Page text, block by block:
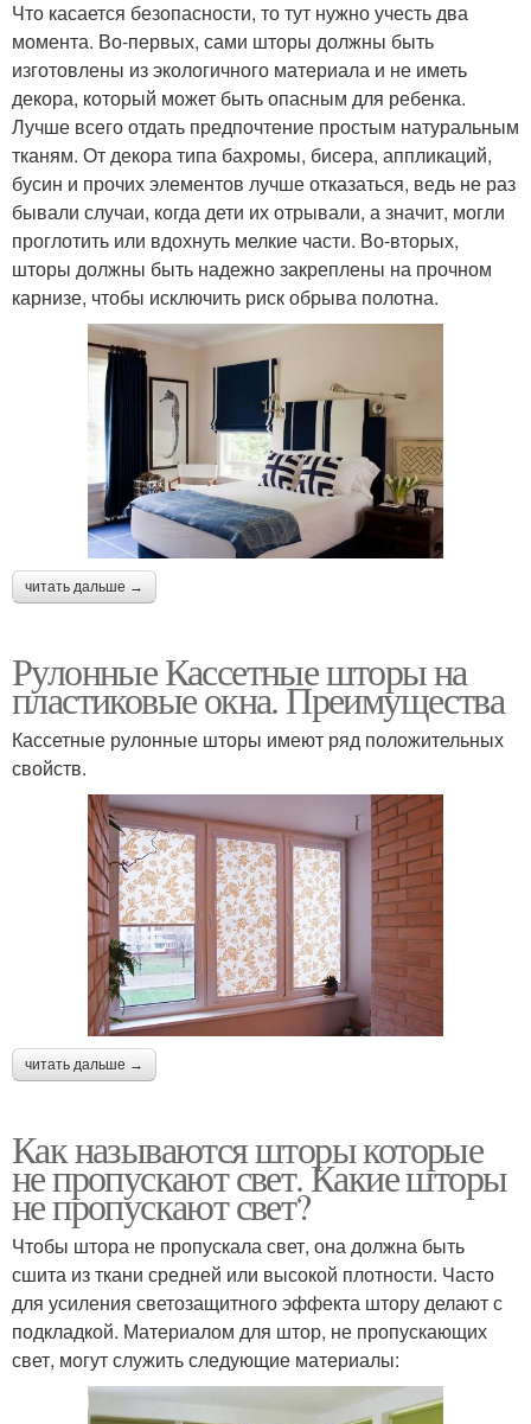
Что касается безопасности, то тут нужно учесть два
момента. Во-первых, сами шторы должны быть
изготовлены из экологичного материала и не иметь
декора, который может быть опасным для ребенка.
Лучше всего отдать предпочтение простым натуральным
тканям. От декора типа бахромы, бисера, аппликаций,
бусин и прочих элементов лучше отказаться, ведь не раз
бывали случаи, когда дети их отрывали, а значит, могли
проглотить или вдохнуть мелкие части. Во-вторых,
шторы должны быть надежно закреплены на прочном
карнизе, чтобы исключить риск обрыва полотна.
читать дальше →
Рулонные Кассетные шторы на
пластиковые окна. Преимущества
Кассетные рулонные шторы имеют ряд положительных
свойств.
читать дальше →
Как называются шторы которые
не пропускают свет. Какие шторы
не пропускают свет?
Чтобы штора не пропускала свет, она должна быть
сшита из ткани средней или высокой плотности. Часто
для усиления светозащитного эффекта штору делают с
подкладкой. Материалом для штор, не пропускающих
свет, могут служить следующие материалы: